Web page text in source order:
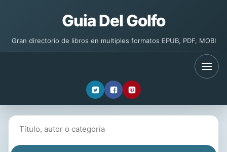
Guia Del Golfo
Gran directorio de libros en multiples formatos EPUB, PDF, MOBI